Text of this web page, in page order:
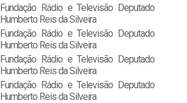
Fundação Rádio e Televisão Deputado
Humberto Reis da Silveira
Fundação Rádio e Televisão Deputado
Humberto Reis da Silveira
Fundação Rádio e Televisão Deputado
Humberto Reis da Silveira
Fundação Rádio e Televisão Deputado
Humberto Reis da Silveira